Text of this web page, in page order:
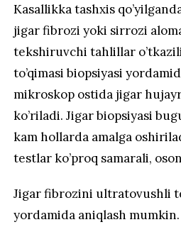
Kasallikka tashxis
jigar fibrozi yoki sirrozi
tekshiruvchi tahlillar
to’qimasi biopsiyasi
mikroskop ostida jigar
ko’riladi. Jigar biopsiyasi
kam hollarda amalga
testlar ko’proq samarali,
Jigar fibrozini ultratovushli
yordamida aniqlash